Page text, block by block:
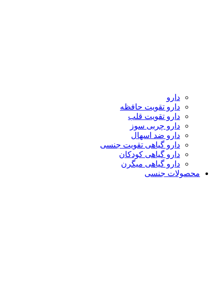
دارو
دارو تقویت حافظه
دارو تقویت قلب
دارو چربی سوز
دارو ضد اسهال
دارو گیاهی تقویت جنسی
دارو گیاهی کودکان
دارو گیاهی میگرن
محصولات جنسی